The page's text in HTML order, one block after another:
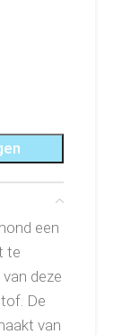
een
te
deze
De
van